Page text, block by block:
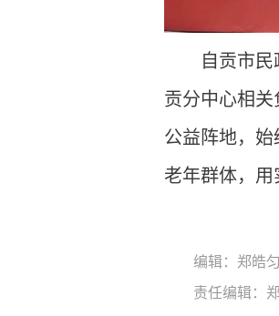
自贡市
贡分中心相
公益阵地，
老年群体，用
编辑：郑皓匀
责任编辑：